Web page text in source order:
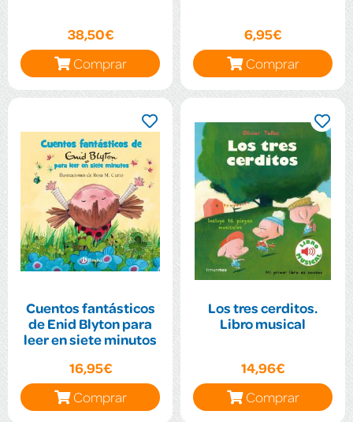
38,50€
Comprar
6,95€
Comprar
Cuentos fantásticos
de Enid Blyton para
leer en siete minutos
16,95€
Comprar
Los tres cerditos.
Libro musical
14,96€
Comprar